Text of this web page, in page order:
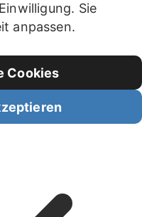
Sie
anpassen.
Cookies